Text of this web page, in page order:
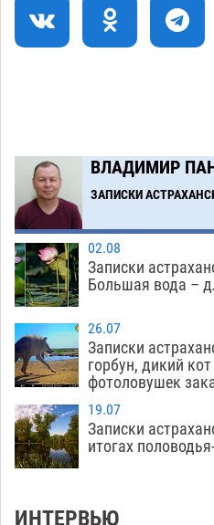
09:40
Строительство на
астраханским
ВЛАДИМИР
ЗАПИСКИ
02.08
Записки
Большая вода –
26.07
Записки
горбун, дикий
фотоловушек
19.07
Записки
итогах
ИНТЕРВЬЮ